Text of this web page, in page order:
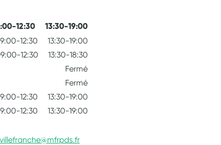
12:30 13:30-19:00
12:30
13:30-19:00
12:30
13:30-18:30
Fermé
Fermé
12:30
13:30-19:00
12:30
13:30-19:00